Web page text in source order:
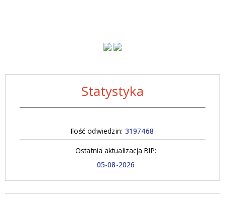
Statystyka
Ilość odwiedzin: 3197468
Ostatnia aktualizacja BIP:
05-08-2026